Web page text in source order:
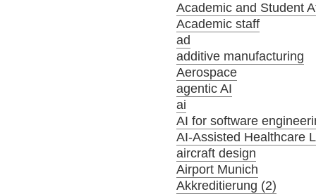
Academic and Student
Academic staff
ad
additive manufacturing
Aerospace
agentic AI
ai
AI for software
AI-Assisted Healthcare
aircraft design
Airport Munich
Akkreditierung (2)